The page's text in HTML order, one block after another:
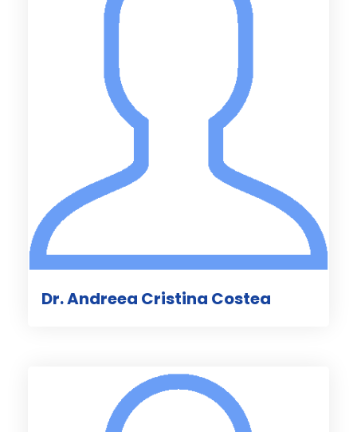
Dr. Andreea Cristina Costea